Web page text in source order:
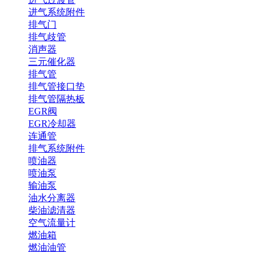
进气系统附件
排气门
排气歧管
消声器
三元催化器
排气管
排气管接口垫
排气管隔热板
EGR阀
EGR冷却器
连通管
排气系统附件
喷油器
喷油泵
输油泵
油水分离器
柴油滤清器
空气流量计
燃油箱
燃油油管